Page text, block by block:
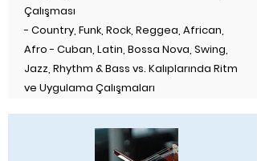
Çalışması
- Country, Funk, Rock, Reggea, African,
Afro - Cuban, Latin, Bossa Nova, Swing,
Jazz, Rhythm & Bass vs. Kalıplarında Ritm
ve Uygulama Çalışmaları